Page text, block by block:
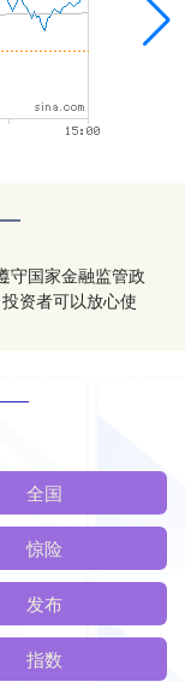
守国家金融监管政
资者可以放心使
全国
惊险
发布
指数